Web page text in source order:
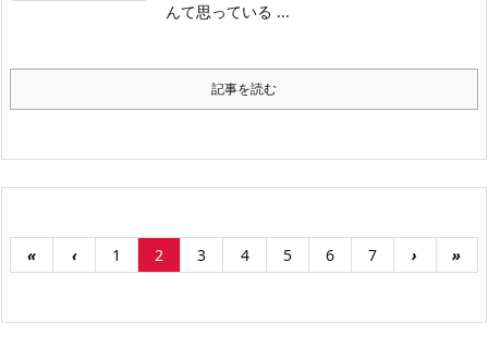
んて思っている ...
記事を読む
« ‹ 1 2 3 4 5 6 7 › »